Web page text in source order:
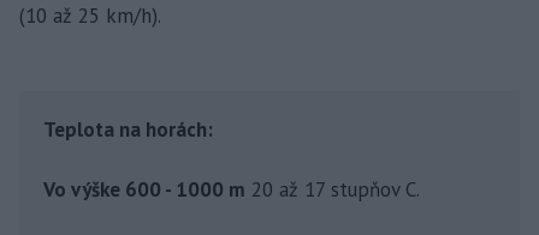
(10 až 25 km/h).
Teplota na horách:
Vo výške 600 - 1000 m 20 až 17 stupňov C.